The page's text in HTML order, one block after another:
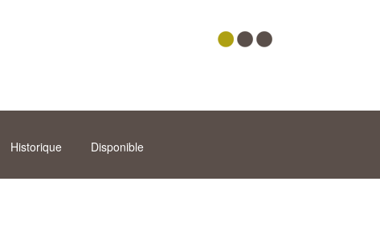
Historique Disponible